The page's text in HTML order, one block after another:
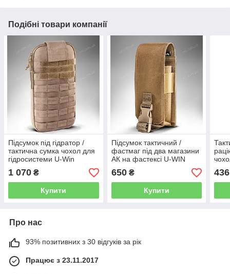
Подібні товари компанії
Підсумок під гідратор /
тактична сумка чохол для
гідросистеми U-Win
Cordura 1000D (tan)
1 070 ₴
Купити
Підсумок тактичний /
фастмаг під два магазини
АК на фастексі U-WIN
Cordura 500D (coyote)
650₴
Купити
436
Про нас
93% позитивних з 30 відгуків за рік
Працює з 23.11.2017